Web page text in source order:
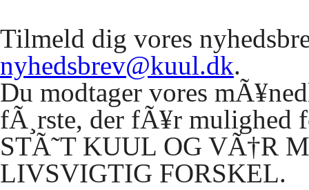
Tilmeld dig vores
nyhedsbrev@kuul.dk.
Du modtager vores
fÃ¸rste, der fÃ¥r mulighed
STÃ˜T KUUL OG VÃ†R
LIVSVIGTIG FORSKEL.